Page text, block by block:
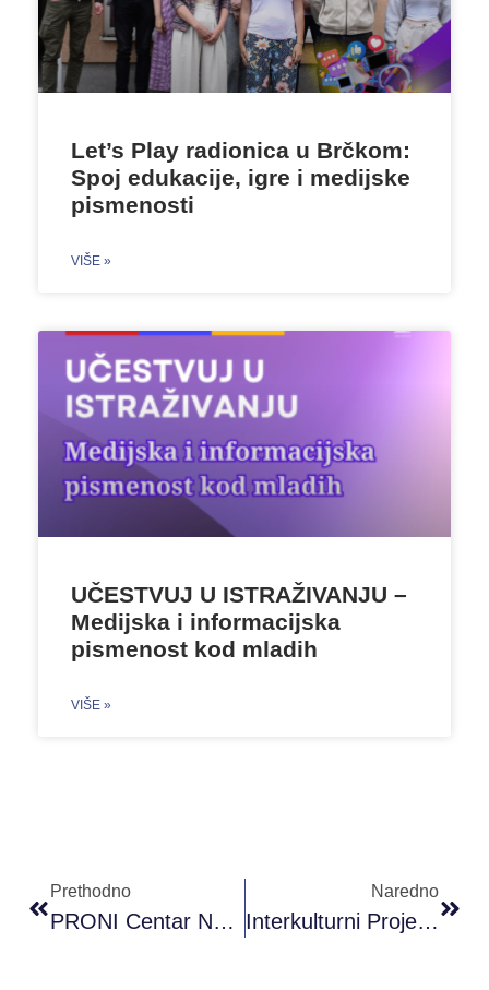
Let’s Play radionica u Brčkom:
Spoj edukacije, igre i medijske
pismenosti
VIŠE »
UČESTVUJ U ISTRAŽIVANJU –
Medijska i informacijska
pismenost kod mladih
VIŠE »
Prethodno
PRONI Centar Na Međunarodnom Sajmu Privrede 2016
Naredno
Interkulturni Projekat Razmjene Mladih Bosna I Herzegovina – Švicarska 03.08.2017. Do 17.08.2017.